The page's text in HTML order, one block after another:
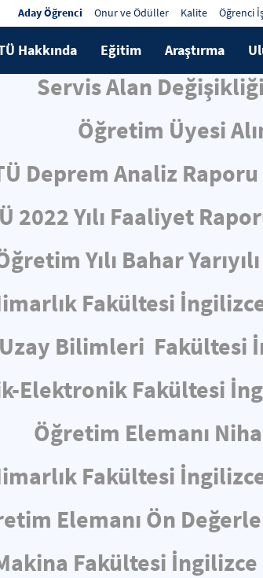
Aday Öğrenci Onur ve Ödüller Kalite Öğrenci
Hakkında Eğitim Araştırma
Servis Alan
Öğretim Üyesi
Deprem Analiz
2022 Yılı Faaliyet
Yılı Bahar
Fakültesi
Bilimleri Fakültesi
Elektronik Fakültesi
Öğretim Elemanı
Fakültesi
Elemanı Ön
Fakültesi